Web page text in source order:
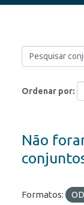
Ordenar por
Não
Formatos: